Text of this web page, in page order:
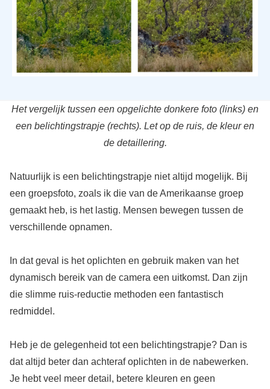
Het vergelijk tussen een opgelichte donkere foto (links) en
een belichtingstrapje (rechts). Let op de ruis, de kleur en
de detaillering.
Natuurlijk is een belichtingstrapje niet altijd mogelijk. Bij
een groepsfoto, zoals ik die van de Amerikaanse groep
gemaakt heb, is het lastig. Mensen bewegen tussen de
verschillende opnamen.
In dat geval is het oplichten en gebruik maken van het
dynamisch bereik van de camera een uitkomst. Dan zijn
die slimme ruis-reductie methoden een fantastisch
redmiddel.
Heb je de gelegenheid tot een belichtingstrapje? Dan is
dat altijd beter dan achteraf oplichten in de nabewerken.
Je hebt veel meer detail, betere kleuren en geen